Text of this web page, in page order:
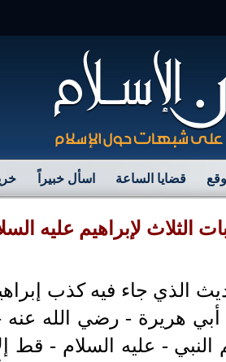
قضايا الساعة اسأل خبيراً
الثلاث لإبراهيم عليه
الذي جاء فيه كذب
هريرة - رضي الله
- عليه السلام - قط